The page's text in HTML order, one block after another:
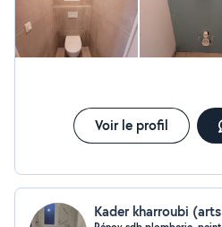
Voir le profil
Kader kharroubi